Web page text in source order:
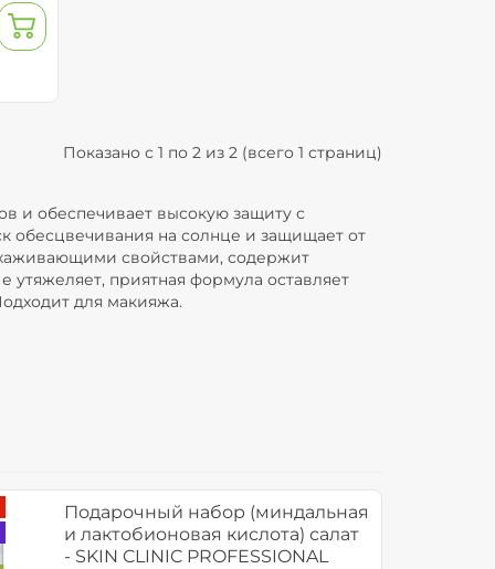
Показано с 1 по 2 из 2 (всего 1 страниц)
и обеспечивает высокую защиту с
обесцвечивания на солнце и защищает от
свойствами, содержит
приятная формула оставляет
для макияжа.
Подарочный набор (миндальная
и лактобионовая кислота) салат
- SKIN CLINIC PROFESSIONAL